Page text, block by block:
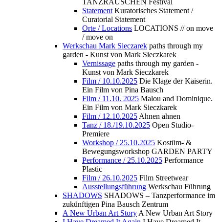
TANZRAUSCHEN Festival
Statement Kuratorisches Statement /
Curatorial Statement
Orte / Locations LOCATIONS // on move
/ move on
Werkschau Mark Sieczarek paths through my
garden - Kunst von Mark Sieczkarek
Vernissage paths through my garden -
Kunst von Mark Sieczkarek
Film / 10.10.2025 Die Klage der Kaiserin.
Ein Film von Pina Bausch
Film / 11.10. 2025 Malou and Dominique.
Ein Film von Mark Sieczkarek
Film / 12.10.2025 Ahnen ahnen
Tanz / 18./19.10.2025 Open Studio-
Premiere
Workshop / 25.10.2025 Kostüm- &
Bewegungsworkshop GARDEN PARTY
Performance / 25.10.2025 Performance
Plastic
Film / 26.10.2025 Film Streetwear
Ausstellungsführung Werkschau Führung
SHADOWS SHADOWS – Tanzperformance im
zukünftigen Pina Bausch Zentrum
A New Urban Art Story A New Urban Art Story